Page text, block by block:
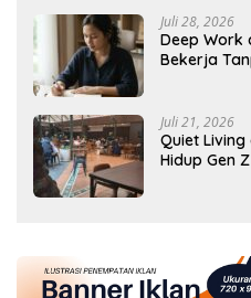
Juli 28, 2026
Deep Work
Bekerja
Juli 21, 2026
Quiet
Hidup Gen